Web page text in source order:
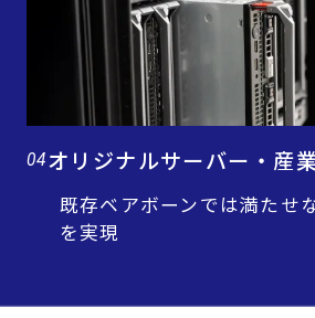
04オリジナルサーバー・産
既存ベアボーンでは満たせ
を実現